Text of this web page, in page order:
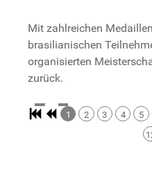
Mit zahlreichen
brasilianischen
organisierten
zurück.
1 2 3 4 5